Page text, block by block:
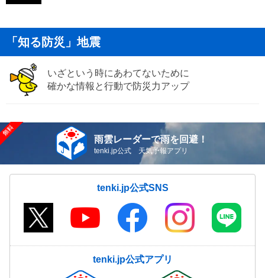
「知る防災」地震
いざという時にあわてないために
確かな情報と行動で防災力アップ
雨雲レーダーで雨を回避！
tenki.jp公式 天気予報アプリ
tenki.jp公式SNS
tenki.jp公式アプリ